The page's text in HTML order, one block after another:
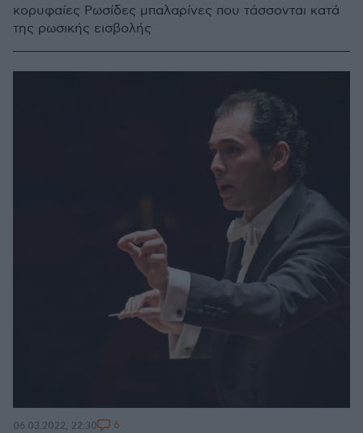
κορυφαίες Ρωσίδες μπαλαρίνες που τάσσονται κατά
της ρωσικής εισβολής
06.03.2022, 22:30 6